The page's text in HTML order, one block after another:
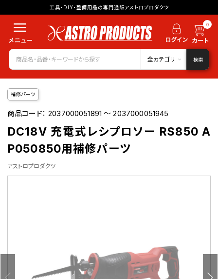
工具・DIY・整備用品の専門通販アストロプロダクツ
0
全カテゴリ 検索
補修パーツ
商品コード：2037000051891 ～ 2037000051945
DC18V 充電式レシプロソー RS850 A
P050850用補修パーツ
アストロプロダクツ